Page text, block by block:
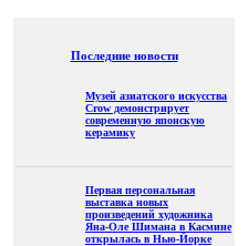
Последние новости
Музей азиатского искусства
Crow демонстрирует
современную японскую
керамику
Первая персональная
выставка новых
произведений художника
Яна-Оле Шимана в Касмине
открылась в Нью-Йорке